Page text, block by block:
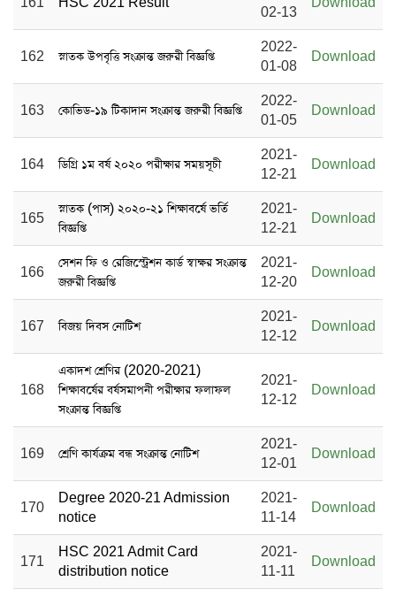
02-13
162 স্নাতক উপবৃত্তি সংক্রান্ত জরুরী বিজ্ঞপ্তি
2022-
01-08
Download
163 কোভিড-১৯ টিকাদান সংক্রান্ত জরুরী বিজ্ঞপ্তি
2022-
01-05
Download
164 ডিগ্রি ১ম বর্ষ ২০২০ পরীক্ষার সময়সূচী
2021-
12-21
Download
165
স্নাতক (পাস) ২০২০-২১ শিক্ষাবর্ষে ভর্তি
বিজ্ঞপ্তি
2021-
12-21
Download
166
সেশন ফি ও রেজিস্ট্রেশন কার্ড স্বাক্ষর সংক্রান্ত
জরুরী বিজ্ঞপ্তি
2021-
12-20
Download
167 বিজয় দিবস নোটিশ
2021-
12-12
Download
168
একাদশ শ্রেণির (2020-2021)
শিক্ষাবর্ষের বর্ষসমাপনী পরীক্ষার ফলাফল
সংক্রান্ত বিজ্ঞপ্তি
2021-
12-12
Download
169 শ্রেণি কার্যক্রম বন্ধ সংক্রান্ত নোটিশ
2021-
12-01
Download
170
Degree 2020-21 Admission
notice
2021-
11-14
Download
171
HSC 2021 Admit Card
distribution notice
2021-
11-11
Download